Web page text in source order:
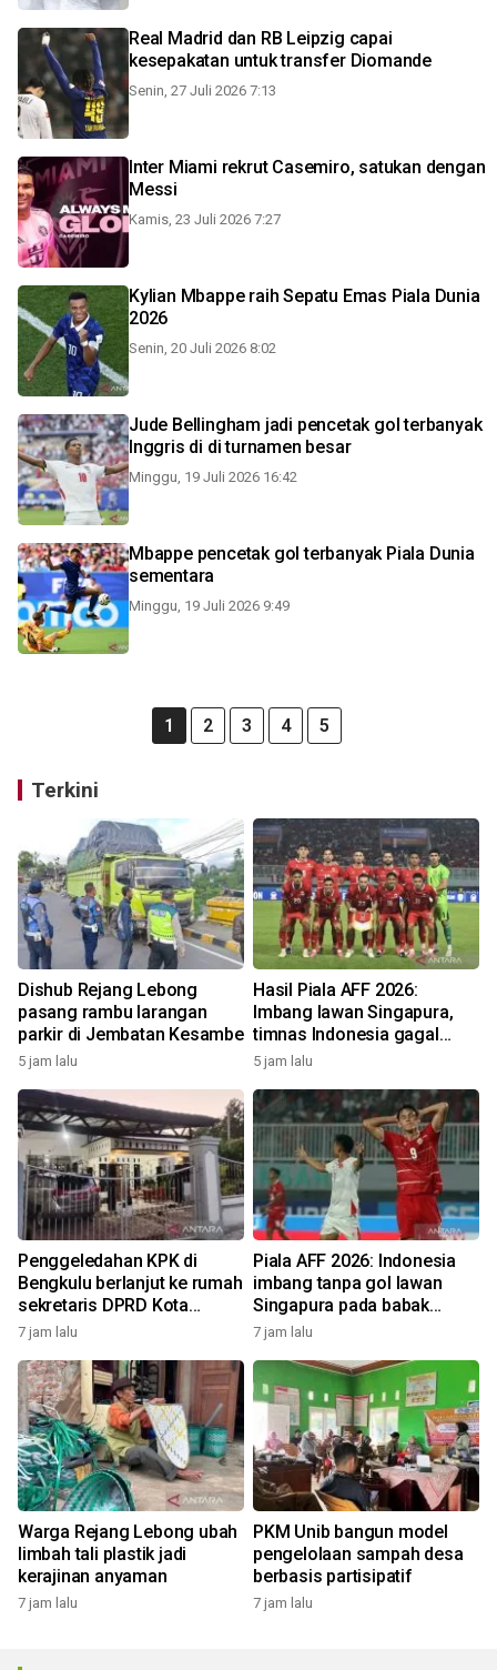
Real Madrid dan RB Leipzig capai
kesepakatan untuk transfer Diomande
Senin, 27 Juli 2026 7:13
Inter Miami rekrut Casemiro, satukan dengan
Messi
Kamis, 23 Juli 2026 7:27
Kylian Mbappe raih Sepatu Emas Piala Dunia
2026
Senin, 20 Juli 2026 8:02
Jude Bellingham jadi pencetak gol terbanyak
Inggris di di turnamen besar
Minggu, 19 Juli 2026 16:42
Mbappe pencetak gol terbanyak Piala Dunia
sementara
Minggu, 19 Juli 2026 9:49
1 2 3 4 5
Terkini
Dishub Rejang Lebong
pasang rambu larangan
parkir di Jembatan Kesambe
5 jam lalu
Hasil Piala AFF 2026:
Imbang lawan Singapura,
timnas Indonesia gagal
lolos ke semifinal
5 jam lalu
Penggeledahan KPK di
Bengkulu berlanjut ke rumah
sekretaris DPRD Kota
Bengkulu
7 jam lalu
Piala AFF 2026: Indonesia
imbang tanpa gol lawan
Singapura pada babak
pertama
7 jam lalu
Warga Rejang Lebong ubah
limbah tali plastik jadi
kerajinan anyaman
7 jam lalu
PKM Unib bangun model
pengelolaan sampah desa
berbasis partisipatif
7 jam lalu